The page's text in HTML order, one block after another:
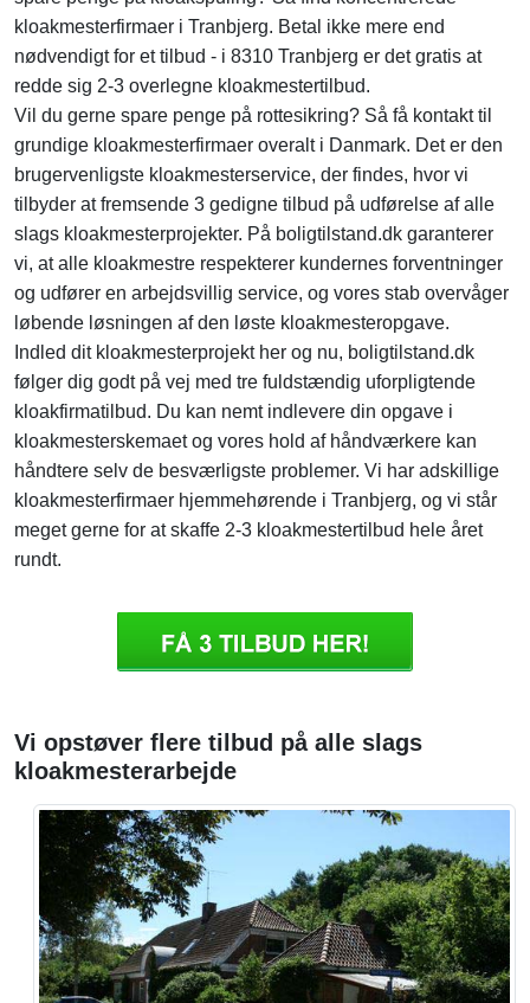
kloakmesterfirmaer i Tranbjerg. Betal ikke mere end
nødvendigt for et tilbud - i 8310 Tranbjerg er det gratis at
redde sig 2-3 overlegne kloakmestertilbud.
Vil du gerne spare penge på rottesikring? Så få kontakt til
grundige kloakmesterfirmaer overalt i Danmark. Det er den
brugervenligste kloakmesterservice, der findes, hvor vi
tilbyder at fremsende 3 gedigne tilbud på udførelse af alle
slags kloakmesterprojekter. På boligtilstand.dk garanterer
vi, at alle kloakmestre respekterer kundernes forventninger
og udfører en arbejdsvillig service, og vores stab overvåger
løbende løsningen af den løste kloakmesteropgave.
Indled dit kloakmesterprojekt her og nu, boligtilstand.dk
følger dig godt på vej med tre fuldstændig uforpligtende
kloakfirmatilbud. Du kan nemt indlevere din opgave i
kloakmesterskemaet og vores hold af håndværkere kan
håndtere selv de besværligste problemer. Vi har adskillige
kloakmesterfirmaer hjemmehørende i Tranbjerg, og vi står
meget gerne for at skaffe 2-3 kloakmestertilbud hele året
rundt.
Vi opstøver flere tilbud på alle slags
kloakmesterarbejde